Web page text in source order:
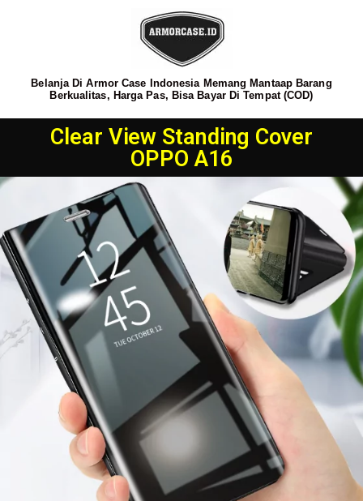
Belanja Di Armor Case Indonesia Memang Mantaap Barang
Berkualitas, Harga Pas, Bisa Bayar Di Tempat (COD)
Clear View Standing Cover
OPPO A16